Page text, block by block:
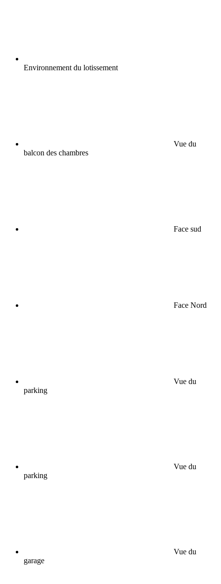
Environnement du lotissement
Vue du
balcon des chambres
Face sud
Face Nord
Vue du
parking
Vue du
parking
Vue du
garage